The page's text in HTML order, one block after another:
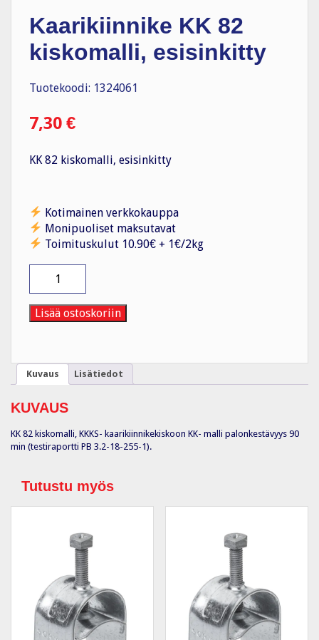
Kaarikiinnike KK 82
kiskomalli, esisinkitty
Tuotekoodi: 1324061
7,30 €
KK 82 kiskomalli, esisinkitty
Kotimainen verkkokauppa
Monipuoliset maksutavat
Toimituskulut 10.90€ + 1€/2kg
82
kiskomalli,
esisinkitty
Lisää ostoskoriin
Kuvaus Lisätiedot
KUVAUS
KK 82 kiskomalli, KKKS- kaarikiinnikekiskoon KK- malli palonkestävyys 90
min (testiraportti PB 3.2-18-255-1).
Tutustu myös